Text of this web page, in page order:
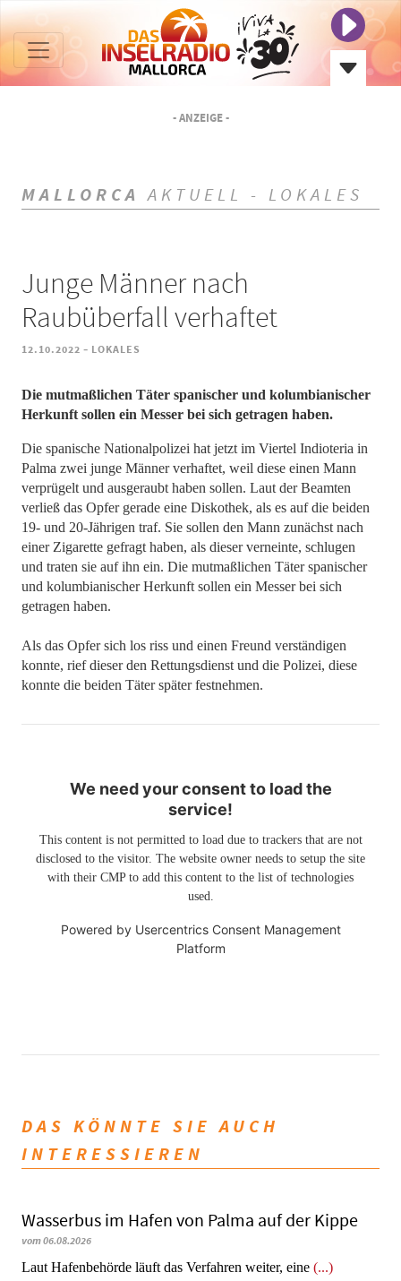
- ANZEIGE -
MALLORCA AKTUELL - LOKALES
Junge Männer nach
Raubüberfall verhaftet
12.10.2022 - LOKALES
Die mutmaßlichen Täter spanischer und kolumbianischer
Herkunft sollen ein Messer bei sich getragen haben.
Die spanische Nationalpolizei hat jetzt im Viertel Indioteria in
Palma zwei junge Männer verhaftet, weil diese einen Mann
verprügelt und ausgeraubt haben sollen. Laut der Beamten
verließ das Opfer gerade eine Diskothek, als es auf die beiden
19- und 20-Jährigen traf. Sie sollen den Mann zunächst nach
einer Zigarette gefragt haben, als dieser verneinte, schlugen
und traten sie auf ihn ein. Die mutmaßlichen Täter spanischer
und kolumbianischer Herkunft sollen ein Messer bei sich
getragen haben.
Als das Opfer sich los riss und einen Freund verständigen
konnte, rief dieser den Rettungsdienst und die Polizei, diese
konnte die beiden Täter später festnehmen.
We need your consent to load the
service!
This content is not permitted to load due to trackers that are not
disclosed to the visitor. The website owner needs to setup the site
with their CMP to add this content to the list of technologies
used.
Powered by Usercentrics Consent Management
Platform
DAS KÖNNTE SIE AUCH
INTERESSIEREN
Wasserbus im Hafen von Palma auf der Kippe
vom 06.08.2026
Laut Hafenbehörde läuft das Verfahren weiter, eine (...)